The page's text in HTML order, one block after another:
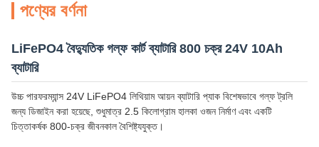
পণ্যের বর্ণনা
LiFePO4 বৈদ্যুতিক গল্ফ কার্ট ব্যাটারি 800 চক্র 24V 10Ah
ব্যাটারি
উচ্চ পারফরম্যান্স 24V LiFePO4 লিথিয়াম আয়ন ব্যাটারি প্যাক বিশেষভাবে গল্ফ ট্রলি
জন্য ডিজাইন করা হয়েছে, শুধুমাত্র 2.5 কিলোগ্রাম হালকা ওজন নির্মাণ এবং একটি
চিত্তাকর্ষক 800-চক্র জীবনকাল বৈশিষ্ট্যযুক্ত।